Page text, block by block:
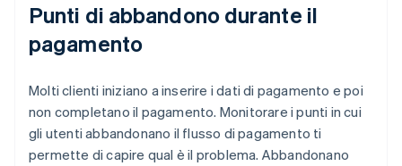
Punti di abbandono durante il
pagamento
Molti clienti iniziano a inserire i dati di pagamento e poi
non completano il pagamento. Monitorare i punti in cui
gli utenti abbandonano il flusso di pagamento ti
permette di capire qual è il problema. Abbandonano